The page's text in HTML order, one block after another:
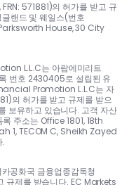
571881)의 허가를 받고 규
랜드 및 웨일스(번호
House, 30 City
L.L.C는 아랍에미리트
번호 2430405로 설립된 유
Promotion L.L.C는 자
의 허가를 받고 규제를 받으
보유하고 있습니다. 고객 자산
주소는 Office 1801, 18th
1, TECOM C, Sheikh Zayed
공화국 금융업종감독청
규제를 받습니다. EC Markets